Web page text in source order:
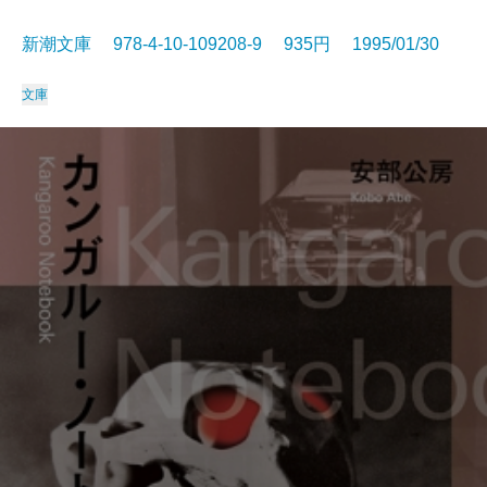
新潮文庫 978-4-10-109208-9 935円 1995/01/30
文庫